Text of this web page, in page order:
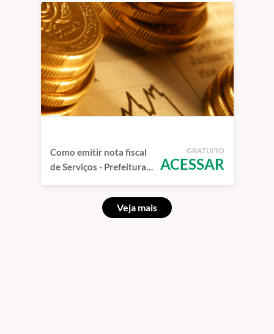
Como emitir nota fiscal
de Serviços - Prefeitura
GRATUITO
ACESSAR
Veja mais